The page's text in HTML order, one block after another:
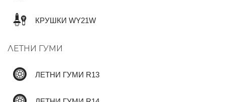
КРУШКИ WY21W
ЛЕТНИ ГУМИ
ЛЕТНИ ГУМИ R13